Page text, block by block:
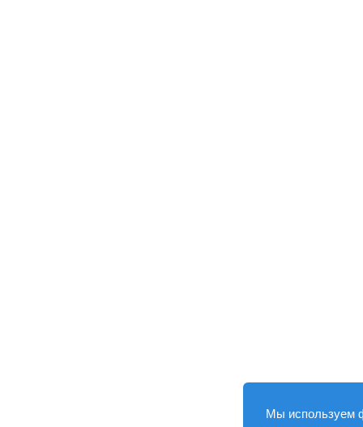
Мы используем